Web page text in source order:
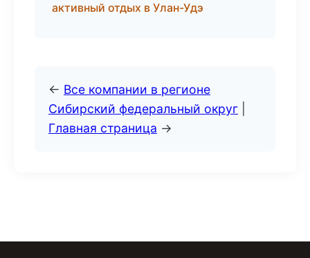
активный отдых в Улан-Удэ
← Все компании в регионе
Сибирский федеральный округ
Главная страница →